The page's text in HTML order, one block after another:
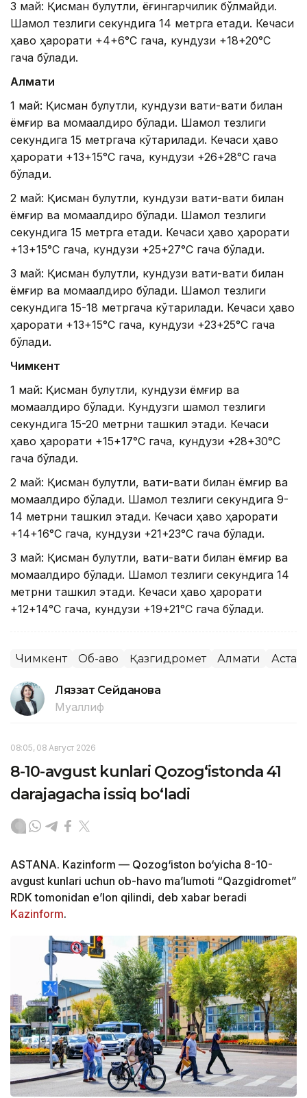
3 май: Қисман булутли, ёғингарчилик бўлмайди.
Шамол тезлиги секундига 14 метрга етади. Кечаси
ҳаво ҳарорати +4+6°C гача, кундузи +18+20°C
гача бўлади.
Алмати
1 май: Қисман булутли, кундузи вақти-вақти билан
ёмғир ва момақалдироқ бўлади. Шамол тезлиги
секундига 15 метргача кўтарилади. Кечаси ҳаво
ҳарорати +13+15°C гача, кундузи +26+28°C гача
бўлади.
2 май: Қисман булутли, кундузи вақти-вақти билан
ёмғир ва момақалдироқ бўлади. Шамол тезлиги
секундига 15 метрга етади. Кечаси ҳаво ҳарорати
+13+15°C гача, кундузи +25+27°C гача бўлади.
3 май: Қисман булутли, кундузи вақти-вақти билан
ёмғир ва момақалдироқ бўлади. Шамол тезлиги
секундига 15-18 метргача кўтарилади. Кечаси ҳаво
ҳарорати +13+15°C гача, кундузи +23+25°C гача
бўлади.
Чимкент
1 май: Қисман булутли, кундузи ёмғир ва
момақалдироқ бўлади. Кундузги шамол тезлиги
секундига 15-20 метрни ташкил этади. Кечаси
ҳаво ҳарорати +15+17°C гача, кундузи +28+30°C
гача бўлади.
2 май: Қисман булутли, вақти-вақти билан ёмғир ва
момақалдироқ бўлади. Шамол тезлиги секундига 9-
14 метрни ташкил этади. Кечаси ҳаво ҳарорати
+14+16°C гача, кундузи +21+23°C гача бўлади.
3 май: Қисман булутли, вақти-вақти билан ёмғир ва
момақалдироқ бўлади. Шамол тезлиги секундига 14
метрни ташкил этади. Кечаси ҳаво ҳарорати
+12+14°C гача, кундузи +19+21°C гача бўлади.
Чимкент Об-ҳаво Қазгидромет Алмати
Ляззат Сейданова
Муаллиф
08:05, 08 Август 2026
8-10-avgust kunlari Qozog‘istonda 41
darajagacha issiq bo‘ladi
ASTANA. Kazinform — Qozog‘iston bo‘yicha 8-10-
avgust kunlari uchun ob-havo ma’lumoti “Qazgidromet”
RDK tomonidan e’lon qilindi, deb xabar beradi
Kazinform.